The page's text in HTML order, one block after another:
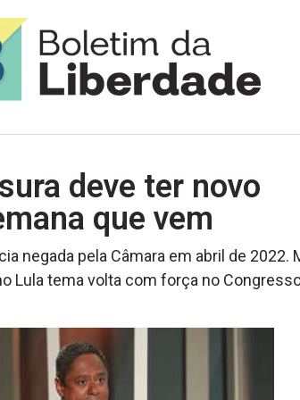
deve ter novo
que vem
negada pela Câmara em abril de 2022.
Lula tema volta com força no